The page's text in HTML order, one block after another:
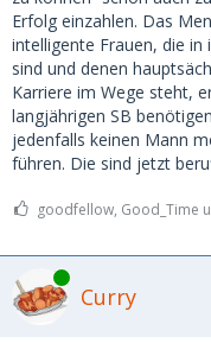
Erfolg einzahlen. Das
intelligente Frauen, die
sind und denen
Karriere im Wege steht,
langjährigen SB
jedenfalls keinen Mann
führen. Die sind jetzt
goodfellow, Good_Time
Online
Curry